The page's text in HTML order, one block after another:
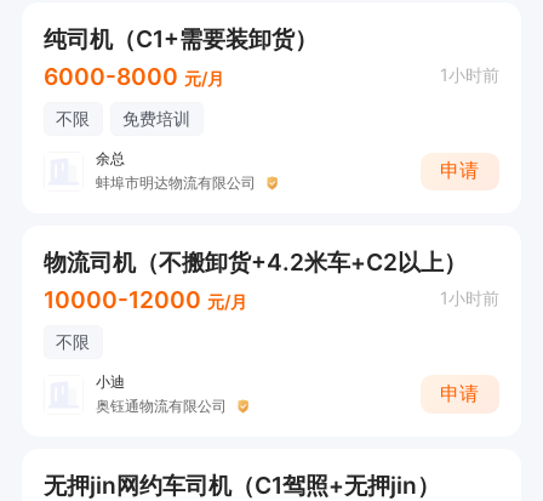
纯司机（C1+需要装卸货）
6000-8000 元/月 1小时前
不限 免费培训
余总
蚌埠市明达物流有限公司
申请
物流司机（不搬卸货+4.2米车+C2以上）
10000-12000 元/月 1小时前
不限
小迪
奥钰通物流有限公司
申请
无押jin网约车司机（C1驾照+无押jin）